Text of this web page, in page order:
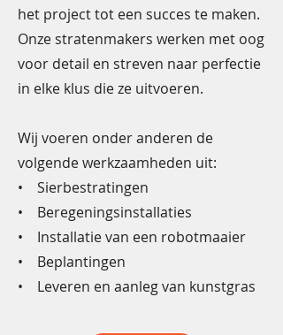
het project tot een succes te maken.
Onze stratenmakers werken met oog
voor detail en streven naar perfectie
in elke klus die ze uitvoeren.
Wij voeren onder anderen de
volgende werkzaamheden uit:
• Sierbestratingen
• Beregeningsinstallaties
• Installatie van een robotmaaier
• Beplantingen
• Leveren en aanleg van kunstgras